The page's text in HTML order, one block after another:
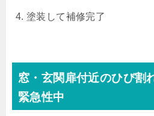
塗装して補修完了
窓・玄関扉付近のひび割
緊急性中